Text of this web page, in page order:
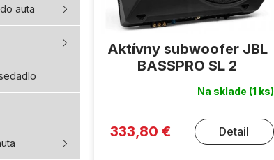
auta
Aktívny subwoofer JBL
BASSPRO SL 2
Na sklade (1 ks)
333,80 € Detail